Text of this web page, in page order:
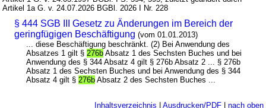
Artikel 1a G. v. 24.07.2026 BGBl. 2026 I Nr. 228
§ 444 SGB III Gesetz zu Änderungen im Bereich der
geringfügigen Beschäftigung (vom 01.01.2013)
... diese Beschäftigung beschränkt. (2) Bei Anwendung des
Absatzes 1 gilt §276b Absatz 1 des Sechsten Buches und bei
Anwendung des § 344 Absatz 4 gilt § 276b Absatz 2 ... § 276b
Absatz 1 des Sechsten Buches und bei Anwendung des § 344
Absatz 4 gilt §276b Absatz 2 des Sechsten Buches ...
Inhaltsverzeichnis Ausdrucken/PDF| nach oben